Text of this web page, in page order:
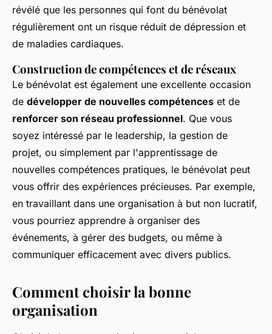
révélé que les personnes qui font du bénévolat
régulièrement ont un risque réduit de dépression et
de maladies cardiaques.
Construction de compétences et de réseaux
Le bénévolat est également une excellente occasion
de développer de nouvelles compétences et de
renforcer son réseau professionnel. Que vous
soyez intéressé par le leadership, la gestion de
projet, ou simplement par l'apprentissage de
nouvelles compétences pratiques, le bénévolat peut
vous offrir des expériences précieuses. Par exemple,
en travaillant dans une organisation à but non lucratif,
vous pourriez apprendre à organiser des
événements, à gérer des budgets, ou même à
communiquer efficacement avec divers publics.
Comment choisir la bonne
organisation